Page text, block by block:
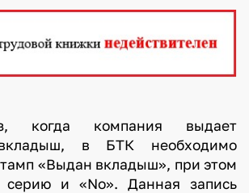
когда компания выдает
в БТК необходимо
«Выдан вкладыш», при этом
серию и «No». Данная запись